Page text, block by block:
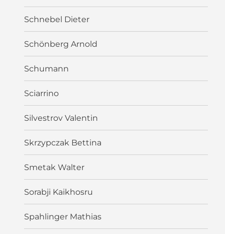
Schnebel Dieter
Schönberg Arnold
Schumann
Sciarrino
Silvestrov Valentin
Skrzypczak Bettina
Smetak Walter
Sorabji Kaikhosru
Spahlinger Mathias